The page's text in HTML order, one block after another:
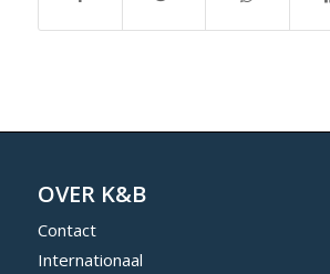
OVER K&B
Contact
Internationaal